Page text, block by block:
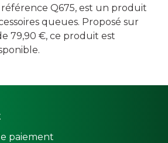
Q675, est un produit
queues. Proposé sur
79,90 €, ce produit est
paiement